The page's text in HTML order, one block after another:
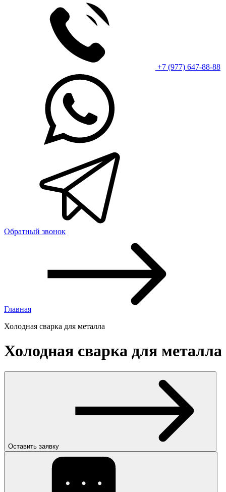
+7 (977) 647-88-88
Обратный звонок
Главная
Холодная сварка для металла
Холодная сварка для металла
Оставить заявку